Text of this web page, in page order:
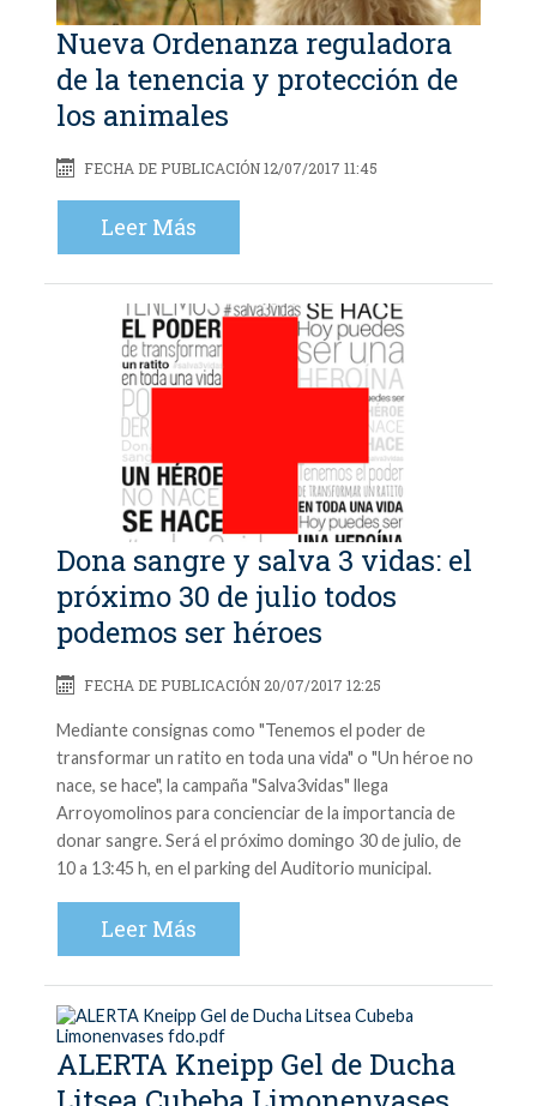
Nueva Ordenanza reguladora
de la tenencia y protección de
los animales
FECHA DE PUBLICACIÓN 12/07/2017 11:45
Leer Más
Dona sangre y salva 3 vidas: el
próximo 30 de julio todos
podemos ser héroes
FECHA DE PUBLICACIÓN 20/07/2017 12:25
Mediante consignas como "Tenemos el poder de
transformar un ratito en toda una vida" o "Un héroe no
nace, se hace", la campaña "Salva3vidas" llega
Arroyomolinos para concienciar de la importancia de
donar sangre. Será el próximo domingo 30 de julio, de
10 a 13:45 h, en el parking del Auditorio municipal.
Leer Más
ALERTA Kneipp Gel de Ducha